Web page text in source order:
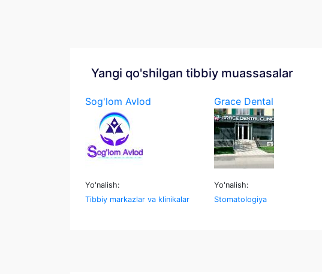
Yangi qo'shilgan tibbiy muassasalar
Sog'lom Avlod
Yo'nalish:
Tibbiy markazlar va klinikalar
Grace Dental
Yo'nalish:
Stomatologiya